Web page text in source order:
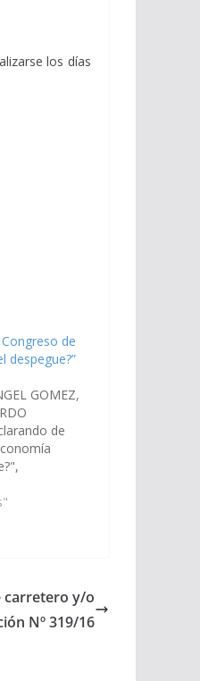
los días
de
despegue?”
GOMEZ,
de
Salta, a
carretero y/o
Nº 319/16